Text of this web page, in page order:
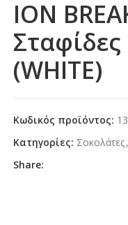
ION
(WHITE)
Κωδικός προϊόντος:
Κατηγορίες: Σοκολάτες,
Share: